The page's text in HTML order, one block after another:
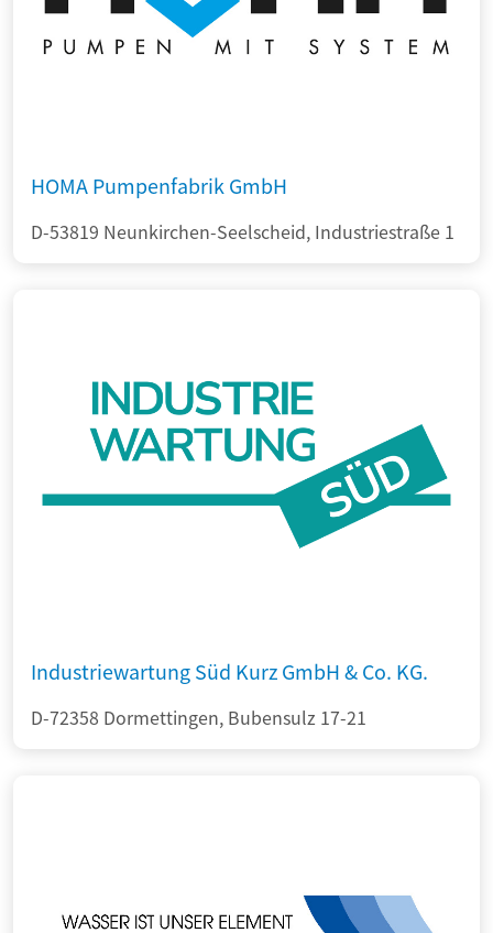
HOMA Pumpenfabrik GmbH
D-53819 Neunkirchen-Seelscheid, Industriestraße 1
Industriewartung Süd Kurz GmbH & Co. KG.
D-72358 Dormettingen, Bubensulz 17-21